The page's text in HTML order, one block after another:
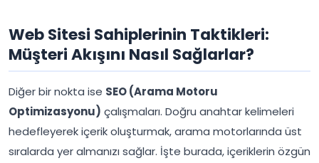
Web Sitesi Sahiplerinin Taktikleri:
Müşteri Akışını Nasıl Sağlarlar?
Diğer bir nokta ise SEO (Arama Motoru
Optimizasyonu) çalışmaları. Doğru anahtar kelimeleri
hedefleyerek içerik oluşturmak, arama motorlarında üst
sıralarda yer almanızı sağlar. İşte burada, içeriklerin özgün